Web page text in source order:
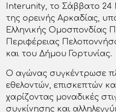
Interunity, το Σάββατο 24
της ορεινής Αρκαδίας,
Ελληνικής Ομοσπονδίας
Περιφέρειας
και του Δήμου Γορτυνίας.
Ο αγώνας συγκέντρωσε
εθελοντών, επισκεπτών
χαρίζοντας μοναδικές
συγκίνησης και